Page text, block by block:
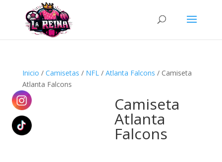
Búsqueda
productos
Inicio / Camisetas / NFL/ Atlanta Falcons / Camiseta
Atlanta Falcons
Camiseta
Atlanta
Falcons